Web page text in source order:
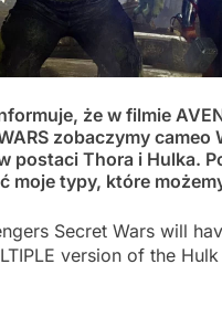
że w filmie
zobaczymy cameo
postaci Thora i Hulka.
moje typy, które
Secret Wars will
version of the